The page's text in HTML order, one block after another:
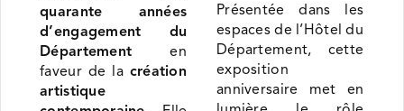
quarante années
d’engagement du
Département en
faveur de la création
artistique
Présentée dans les
espaces de l’Hôtel du
Département, cette
exposition
anniversaire met en